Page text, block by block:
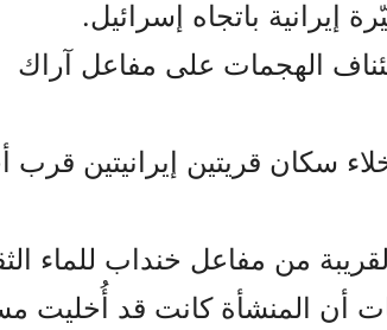
باتجاه إسرائيل.
الهجمات على مفاعل آراك
سكان قريتين إيرانيتين قرب
من مفاعل خنداب للماء
المنشأة كانت قد أُخليت